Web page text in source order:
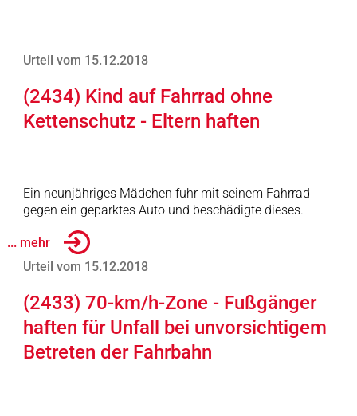
Urteil vom 15.12.2018
(2434) Kind auf Fahrrad ohne
Kettenschutz - Eltern haften
Ein neunjähriges Mädchen fuhr mit seinem Fahrrad
gegen ein geparktes Auto und beschädigte dieses.
... mehr
Urteil vom 15.12.2018
(2433) 70-km/h-Zone - Fußgänger
haften für Unfall bei unvorsichtigem
Betreten der Fahrbahn